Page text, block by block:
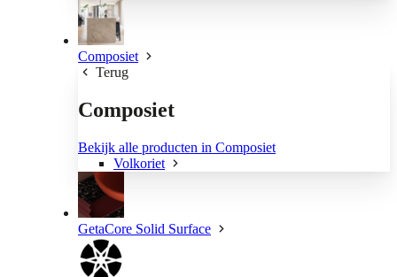
Composiet
Terug
Composiet
Bekijk alle producten in Composiet
Volkoriet
GetaCore Solid Surface